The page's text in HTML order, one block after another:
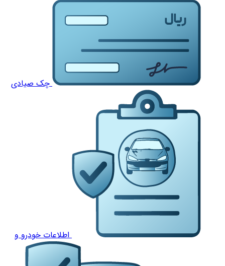
چک صیادی
اطلاعات خودرو و